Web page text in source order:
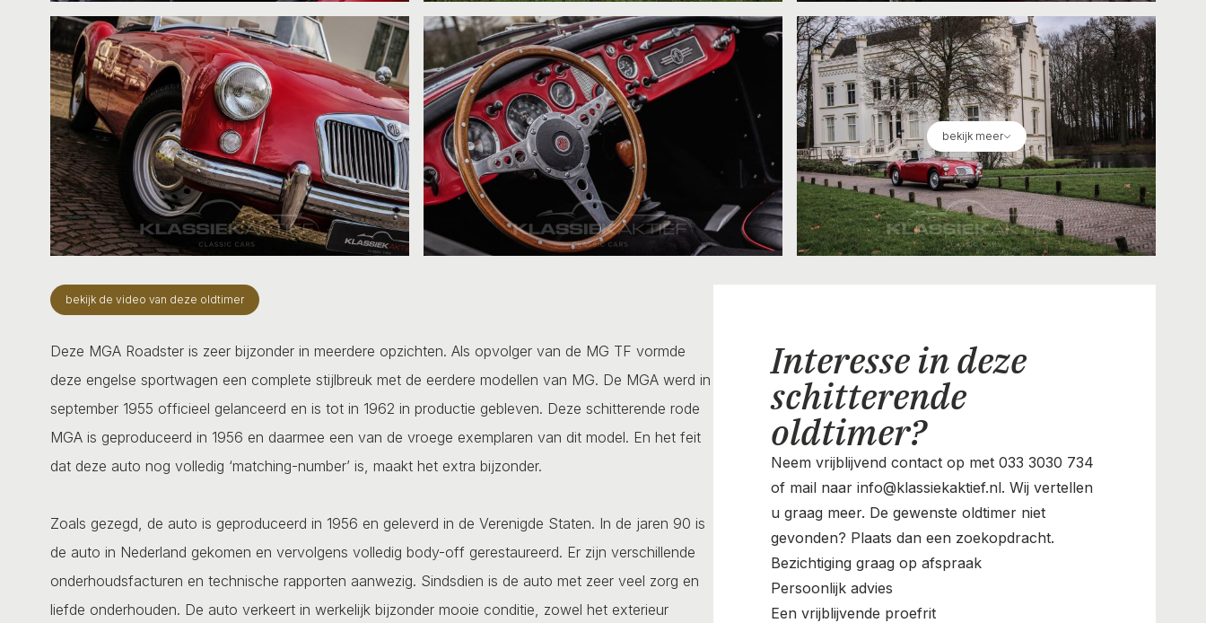
bekijk meer
bekijk de video van deze oldtimer
Deze MGA Roadster is zeer bijzonder in meerdere opzichten. Als opvolger van de MG TF vormde
deze engelse sportwagen een complete stijlbreuk met de eerdere modellen van MG. De MGA werd in
september 1955 officieel gelanceerd en is tot in 1962 in productie gebleven. Deze schitterende rode
MGA is geproduceerd in 1956 en daarmee een van de vroege exemplaren van dit model. En het feit
dat deze auto nog volledig ‘matching-number’ is, maakt het extra bijzonder.
Zoals gezegd, de auto is geproduceerd in 1956 en geleverd in de Verenigde Staten. In de jaren 90 is
de auto in Nederland gekomen en vervolgens volledig body-off gerestaureerd. Er zijn verschillende
onderhoudsfacturen en technische rapporten aanwezig. Sindsdien is de auto met zeer veel zorg en
liefde onderhouden. De auto verkeert in werkelijk bijzonder mooie conditie, zowel het exterieur
Interesse in deze
schitterende
oldtimer?
Neem vrijblijvend contact op met 033 3030 734
of mail naar info@klassiekaktief.nl. Wij vertellen
u graag meer. De gewenste oldtimer niet
gevonden? Plaats dan een zoekopdracht.
Bezichtiging graag op afspraak
Persoonlijk advies
Een vrijblijvende proefrit